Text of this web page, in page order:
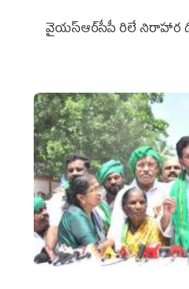
వైయ‌స్ఆర్‌సీపీ రిలే నిరాహార